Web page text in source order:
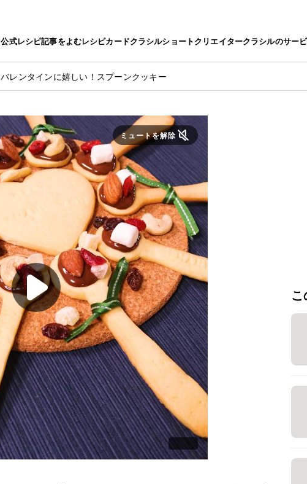
公式レシピ記事をよむレシピカードクラシルショートクリエイタークラシルのサー
バレンタインに嬉しい！スプーンクッキー
ミュートを解除